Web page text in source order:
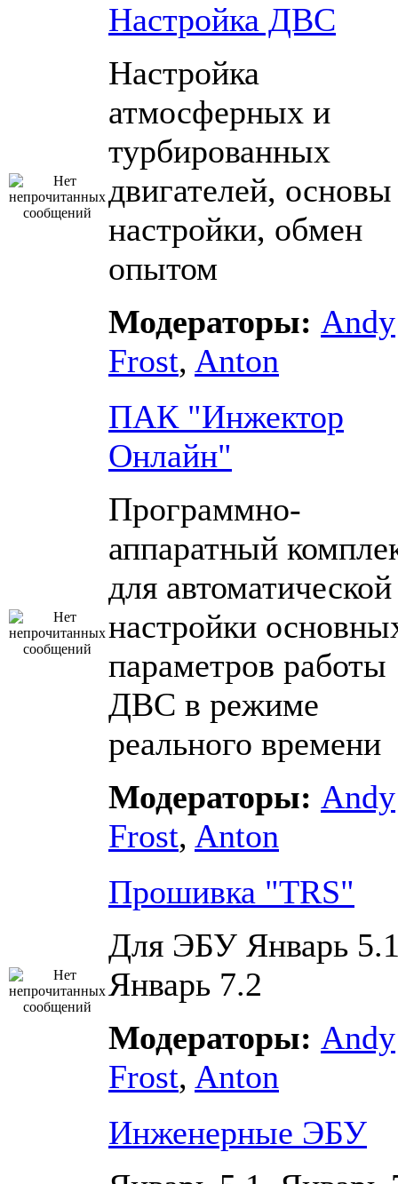
Настройка ДВС
Настройка
атмосферных и
турбированных
двигателей, основы
настройки, обмен
опытом
Модераторы: Andy
Frost, Anton
ПАК "Инжектор
Онлайн"
Программно-
аппаратный
для автоматической
настройки
параметров работы
ДВС в режиме
реального времени
Модераторы: Andy
Frost, Anton
Прошивка "TRS"
Для ЭБУ Январь
Январь 7.2
Модераторы: Andy
Frost, Anton
Инженерные ЭБУ